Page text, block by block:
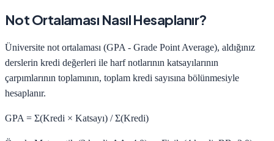
Not Ortalaması Nasıl Hesaplanır?
Üniversite not ortalaması (GPA - Grade Point Average), aldığınız
derslerin kredi değerleri ile harf notlarının katsayılarının
çarpımlarının toplamının, toplam kredi sayısına bölünmesiyle
hesaplanır.
GPA = Σ(Kredi × Katsayı) / Σ(Kredi)